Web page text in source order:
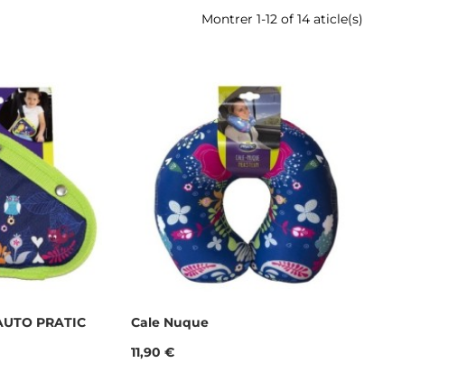
Montrer 1-12 of 14 aticle(s)
PRATIC
Cale Nuque
Prix
11,90 €